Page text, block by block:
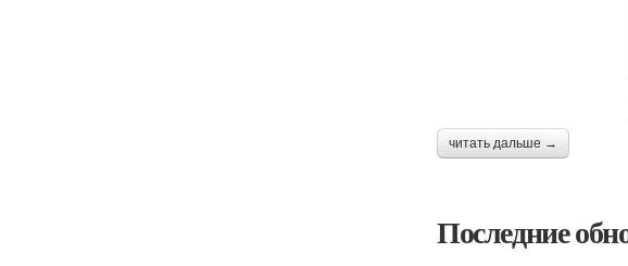
читать дальше →
Последние